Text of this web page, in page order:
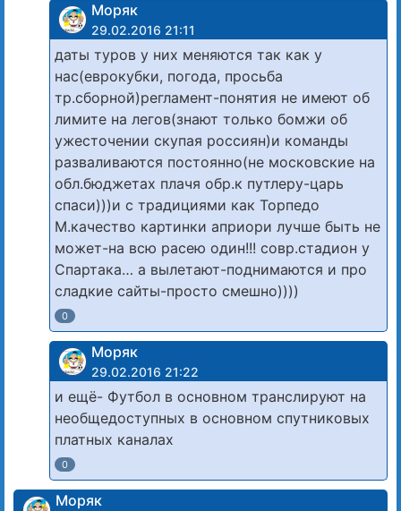
Моряк
29.02.2016 21:11
даты туров у них меняются так как у
нас(еврокубки, погода, просьба
тр.сборной)регламент-понятия не имеют об
лимите на легов(знают только бомжи об
ужесточении скупая россиян)и команды
разваливаются постоянно(не московские на
обл.бюджетах плачя обр.к путлеру-царь
спаси)))и с традициями как Торпедо
М.качество картинки априори лучше быть не
может-на всю расею один!!! совр.стадион у
Спартака… а вылетают-поднимаются и про
сладкие сайты-просто смешно))))
0
Моряк
29.02.2016 21:22
и ещё- Футбол в основном транслируют на
необщедоступных в основном спутниковых
платных каналах
0
Моряк